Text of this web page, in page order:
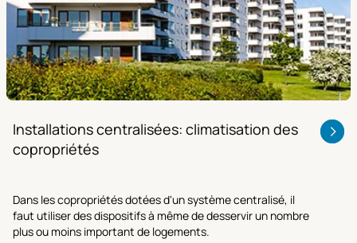
Installations centralisées: climatisation des
copropriétés
Dans les copropriétés dotées d'un système centralisé, il
faut utiliser des dispositifs à même de desservir un nombre
plus ou moins important de logements.